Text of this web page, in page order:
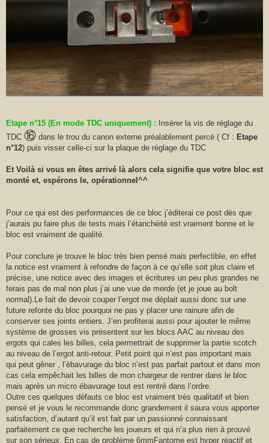
Etape n°15 (En mode TDC uniquement) : Insérer la vis de réglage du
TDC ⑯ dans le trou du canon externe préalablement percé ( Cf : Etape
n°12) puis visser celle-ci sur la plaque de réglage du TDC
Et Voilà si vous en êtes arrivé là alors cela signifie que votre bloc est
monté et, espérons le, opérationnel^^
Pour ce qui est des performances de ce bloc j’éditerai ce post dès que
j’aurais pu faire plus de tests mais l’étanchéité est vraiment bonne et le
bloc est vraiment de qualité.
Pour conclure je trouve le bloc très bien pensé mais perfectible, en effet
la notice est vraiment à refondre de façon à ce qu’elle soit plus claire et
précise, une notice avec des images et écritures un peu plus grandes ne
ferais pas de mal non plus j’ai une vue de merde (et je joue au bolt
normal).Le fait de devoir couper l’ergot me déplait aussi donc sur une
future refonte du bloc pourquoi ne pas y placer une rainure afin de
conserver ses joints entiers. J’en profiterai aussi pour ajouter le même
système de grosses vis présentent sur les blocs AAC au niveau des
ergots qui cales les billes, cela permettrait de supprimer la partie scotch
au niveau de l’ergot anti-retour. Petit point qui n’est pas important mais
qui peut gêner , l’ébavurage du bloc n’est pas parfait partout et dans mon
cas cela empêchait les billes de mon chargeur de rentrer dans le bloc
mais après un micro ébavurage tout est rentré dans l’ordre.
Outre ces quelques défauts ce bloc est vraiment très qualitatif et bien
pensé et je vous le recommande donc grandement il saura vous apporter
satisfaction, d’autant qu’il est fait par un passionné connaissant
parfaitement ce que recherche les joueurs et qui n’a plus rien à prouvé
sur son sérieux. En cas de problème 6mmFantome est hyper réactif et